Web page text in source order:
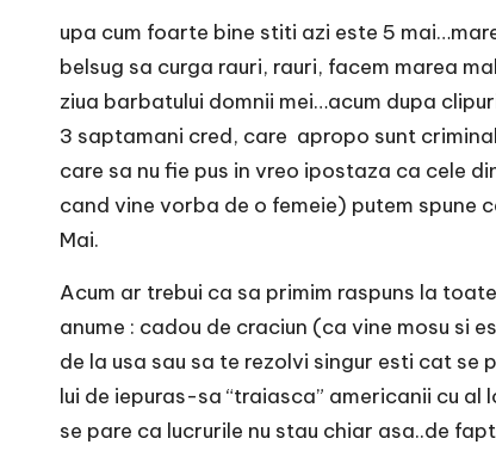
upa cum foarte bine stiti azi este 5
belsug sa curga rauri, rauri, facem marea
ziua barbatului domnii mei…acum dupa
3 saptamani cred, care apropo sunt
care sa nu fie pus in vreo ipostaza ca cele
cand vine vorba de o femeie) putem spune
Mai.
Acum ar trebui ca sa primim raspuns la
anume : cadou de craciun (ca vine mosu si
de la usa sau sa te rezolvi singur esti cat
lui de iepuras-sa “traiasca” americanii cu
se pare ca lucrurile nu stau chiar asa..de